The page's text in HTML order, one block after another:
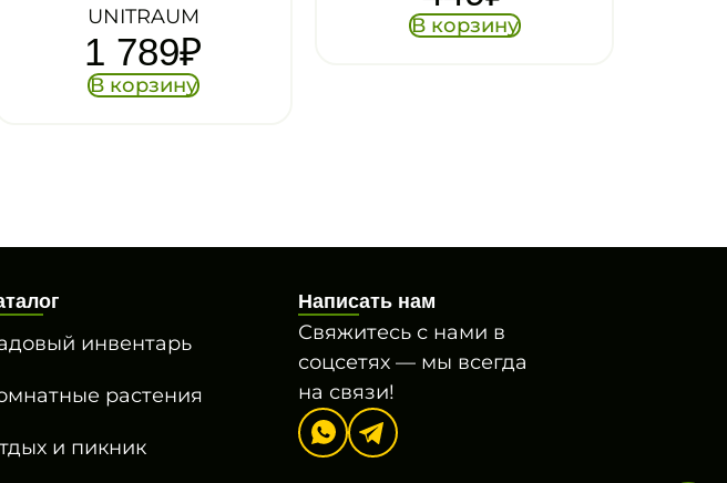
инвентарь
растения
и пикник
Написать нам
Свяжитесь с нами в
соцсетях — мы всегда
на связи!